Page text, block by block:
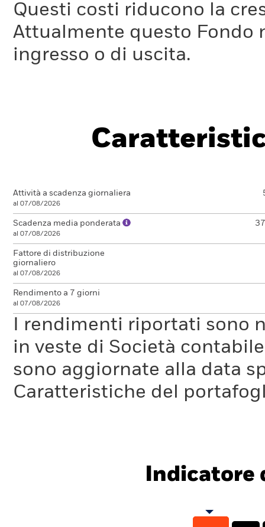
Questi costi riducono la
Attualmente questo Fondo
ingresso o di uscita.
Attività a scadenza giornaliera
al 07/08/2026
Scadenza media ponderata
al 07/08/2026
Fattore di distribuzione
giornaliero
al 07/08/2026
Rendimento a 7 giorni
al 07/08/2026
I rendimenti riportati sono
in veste di Società
sono aggiornate alla data
Caratteristiche del
Indicatore